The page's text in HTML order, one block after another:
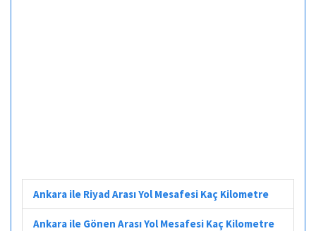
Ankara ile Riyad Arası Yol Mesafesi Kaç Kilometre
Ankara ile Gönen Arası Yol Mesafesi Kaç Kilometre